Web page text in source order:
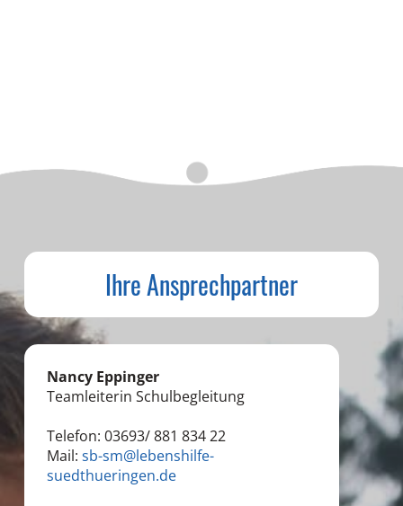
Ihre Ansprechpartner
Nancy Eppinger
Teamleiterin Schulbegleitung
Telefon: 03693/ 881 834 22
Mail: sb-sm@lebenshilfe-
suedthueringen.de